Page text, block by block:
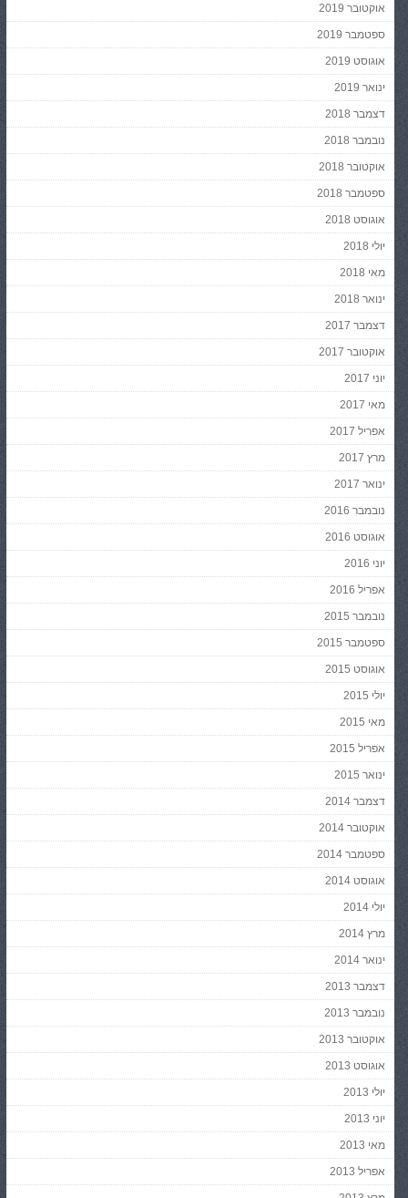
אוקטובר 2019
ספטמבר 2019
אוגוסט 2019
ינואר 2019
דצמבר 2018
נובמבר 2018
אוקטובר 2018
ספטמבר 2018
אוגוסט 2018
יולי 2018
מאי 2018
ינואר 2018
דצמבר 2017
אוקטובר 2017
יוני 2017
מאי 2017
אפריל 2017
מרץ 2017
ינואר 2017
נובמבר 2016
אוגוסט 2016
יוני 2016
אפריל 2016
נובמבר 2015
ספטמבר 2015
אוגוסט 2015
יולי 2015
מאי 2015
אפריל 2015
ינואר 2015
דצמבר 2014
אוקטובר 2014
ספטמבר 2014
אוגוסט 2014
יולי 2014
מרץ 2014
ינואר 2014
דצמבר 2013
נובמבר 2013
אוקטובר 2013
אוגוסט 2013
יולי 2013
יוני 2013
מאי 2013
אפריל 2013